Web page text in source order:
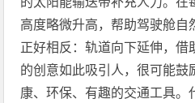
高度略微升高，帮助驾驶舱自
正好相反：轨道向下延伸，借
的创意如此吸引人，很可能鼓
康、环保、有趣的交通工具。